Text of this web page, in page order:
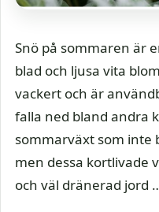
Snö på sommaren är
blad och ljusa vita
vackert och är
falla ned bland andra
sommarväxt som inte
men dessa kortlivade
och väl dränerad jord